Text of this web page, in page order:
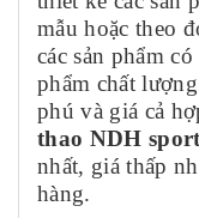
mẫu hoặc theo
các sản phẩm
phẩm chất
phú và giá cả
thao NDH sport
nhất, giá thấp
hàng.